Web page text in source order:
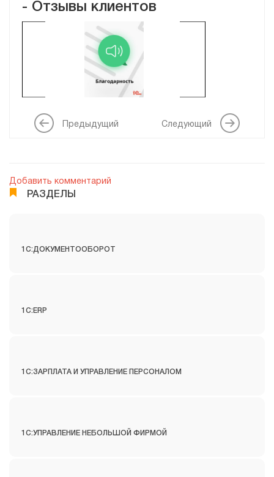
ООО «ФЕРРОНОРДИК МАШИНЫ»
- Отзывы клиентов
ООО "Интер"
ООО "Грунтмаш"
Предыдущий Следующий
Добавить комментарий
РАЗДЕЛЫ
1C:ДОКУМЕНТООБОРОТ
1С:ERP
1С:ЗАРПЛАТА И УПРАВЛЕНИЕ ПЕРСОНАЛОМ
1С:УПРАВЛЕНИЕ НЕБОЛЬШОЙ ФИРМОЙ